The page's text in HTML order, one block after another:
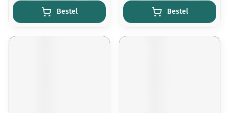
Bestel Bestel